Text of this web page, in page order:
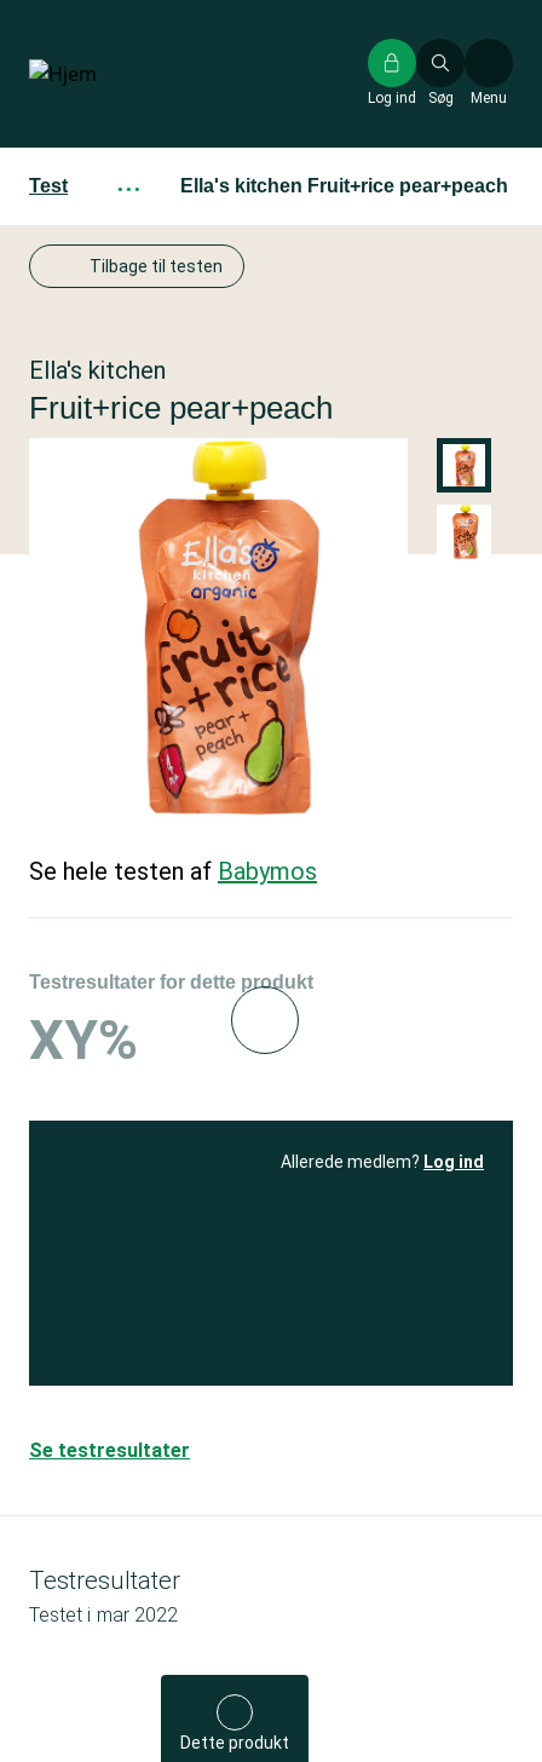
hovedindhold
Søg
Log ind Menu
Test ··· Ella's kitchen Fruit+rice pear+peach
Tilbage til testen
Ella's kitchen
Fruit+rice pear+peach
Se hele testen af Babymos
Testresultater for dette produkt
XY%
Allerede medlem? Log ind
Se testresultater
Testresultater
Testet i mar 2022
Dette produkt